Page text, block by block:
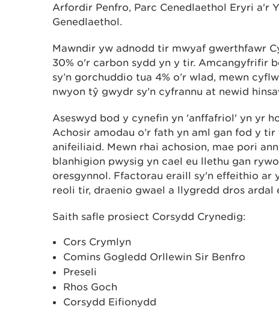
Arfordir Penfro, Parc Cenedlaethol Eryri a'r
Genedlaethol.
Mawndir yw adnodd tir mwyaf gwerthfawr
30% o'r carbon sydd yn y tir. Amcangyfrifir
sy’n gorchuddio tua 4% o’r wlad, mewn
nwyon tŷ gwydr sy'n cyfrannu at newid
Aseswyd bod y cynefin yn 'anffafriol' yn yr
Achosir amodau o’r fath yn aml gan fod y
anifeiliaid. Mewn rhai achosion, mae pori
blanhigion pwysig yn cael eu llethu gan
oresgynnol. Ffactorau eraill sy'n effeithio ar
reoli tir, draenio gwael a llygredd dros ardal
Saith safle prosiect Corsydd Crynedig:
Cors Crymlyn
Comins Gogledd Orllewin Sir Benfro
Preseli
Rhos Goch
Corsydd Eifionydd